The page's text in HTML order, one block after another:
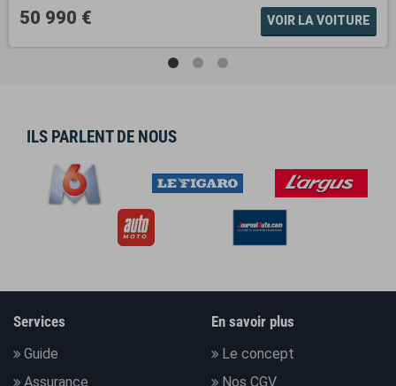
50 990 € VOIR LA VOITURE
ILS PARLENT DE NOUS
Services
Guide
Assurance
En savoir plus
Le concept
Nos CGV